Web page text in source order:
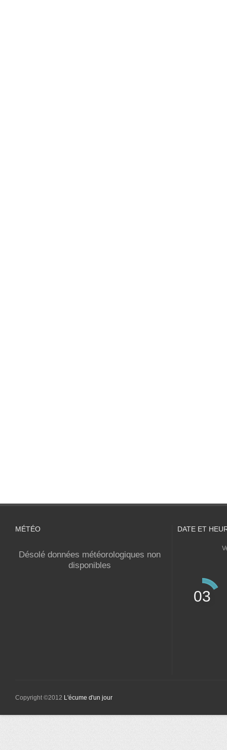
MÉTÉO
Désolé données météorologiques non
disponibles
DATE ET
03
Copyright ©2012 L'écume d'un jour